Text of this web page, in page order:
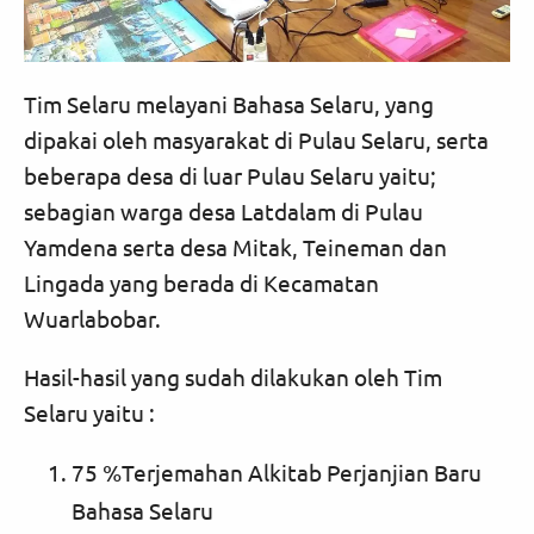
Tim Selaru melayani Bahasa Selaru, yang
dipakai oleh masyarakat di Pulau Selaru, serta
beberapa desa di luar Pulau Selaru yaitu;
sebagian warga desa Latdalam di Pulau
Yamdena serta desa Mitak, Teineman dan
Lingada yang berada di Kecamatan
Wuarlabobar.
Hasil-hasil yang sudah dilakukan oleh Tim
Selaru yaitu :
75 %Terjemahan Alkitab Perjanjian Baru
Bahasa Selaru